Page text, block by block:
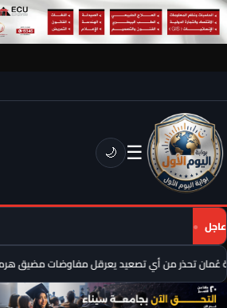
☰
🌙
عاجل
تحذر من أي تصعيد يعرقل مفاوضات مضيق هرمز